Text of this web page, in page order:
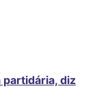
partidária, diz